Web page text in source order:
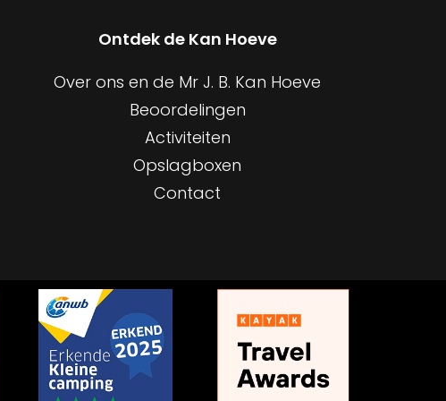
Ontdek de Kan Hoeve
Over ons en de Mr J. B. Kan Hoeve
Beoordelingen
Activiteiten
Opslagboxen
Contact